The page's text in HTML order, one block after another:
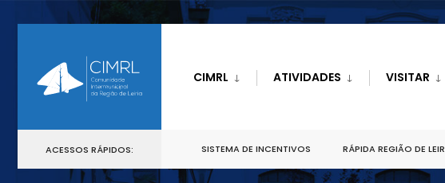
CIMRL ATIVIDADES VISITAR
ACESSOS RÁPIDOS: SISTEMA DE INCENTIVOS RÁPIDA REGIÃO DE